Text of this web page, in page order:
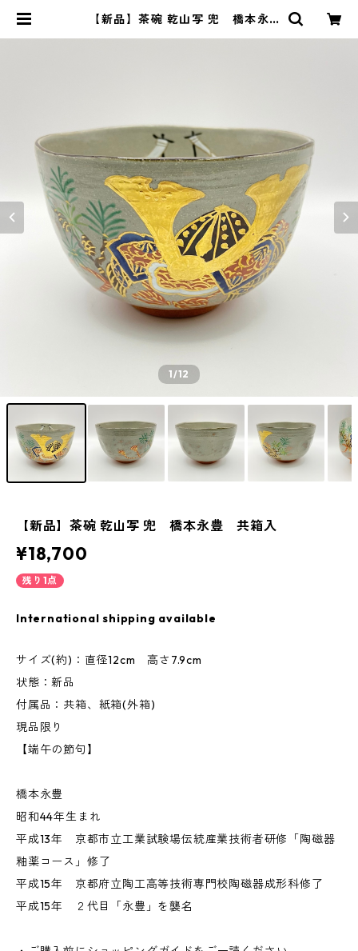
【新品】茶碗 乾山写 兜 橋本永
1/12
【新品】茶碗 乾山写 兜 橋本永豊 共箱入
¥18,700
残り1点
International shipping available
サイズ(約)：直径12cm 高さ7.9cm
状態：新品
付属品：共箱、紙箱(外箱)
現品限り
【端午の節句】
橋本永豊
昭和44年生まれ
平成13年 京都市立工業試験場伝統産業技術者研修「陶磁器
釉薬コース」修了
平成15年 京都府立陶工高等技術専門校陶磁器成形科修了
平成15年 ２代目「永豊」を襲名